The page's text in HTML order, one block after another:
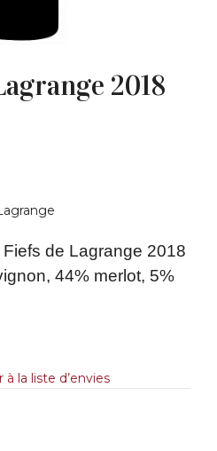
2018
de Lagrange 2018
44% merlot, 5%
à la liste d’envies